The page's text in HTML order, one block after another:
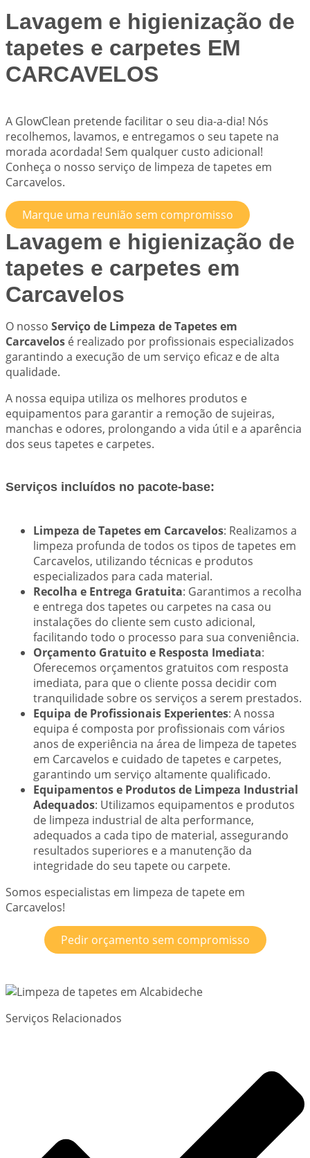
Lavagem e higienização de
tapetes e carpetes EM
CARCAVELOS
A GlowClean pretende facilitar o seu dia-a-dia! Nós
recolhemos, lavamos, e entregamos o seu tapete na
morada acordada! Sem qualquer custo adicional!
Conheça o nosso serviço de limpeza de tapetes em
Carcavelos.
Marque uma reunião sem compromisso
Lavagem e higienização de
tapetes e carpetes em
Carcavelos
O nosso Serviço de Limpeza de Tapetes em
Carcavelos é realizado por profissionais especializados
garantindo a execução de um serviço eficaz e de alta
qualidade.
A nossa equipa utiliza os melhores produtos e
equipamentos para garantir a remoção de sujeiras,
manchas e odores, prolongando a vida útil e a aparência
dos seus tapetes e carpetes.
Serviços incluídos no pacote-base:
Limpeza de Tapetes em Carcavelos: Realizamos a
limpeza profunda de todos os tipos de tapetes em
Carcavelos, utilizando técnicas e produtos
especializados para cada material.
Recolha e Entrega Gratuita: Garantimos a recolha
e entrega dos tapetes ou carpetes na casa ou
instalações do cliente sem custo adicional,
facilitando todo o processo para sua conveniência.
Orçamento Gratuito e Resposta Imediata:
Oferecemos orçamentos gratuitos com resposta
imediata, para que o cliente possa decidir com
tranquilidade sobre os serviços a serem prestados.
Equipa de Profissionais Experientes: A nossa
equipa é composta por profissionais com vários
anos de experiência na área de limpeza de tapetes
em Carcavelos e cuidado de tapetes e carpetes,
garantindo um serviço altamente qualificado.
Equipamentos e Produtos de Limpeza Industrial
Adequados: Utilizamos equipamentos e produtos
de limpeza industrial de alta performance,
adequados a cada tipo de material, assegurando
resultados superiores e a manutenção da
integridade do seu tapete ou carpete.
Somos especialistas em limpeza de tapete em
Carcavelos!
Pedir orçamento sem compromisso
Serviços Relacionados